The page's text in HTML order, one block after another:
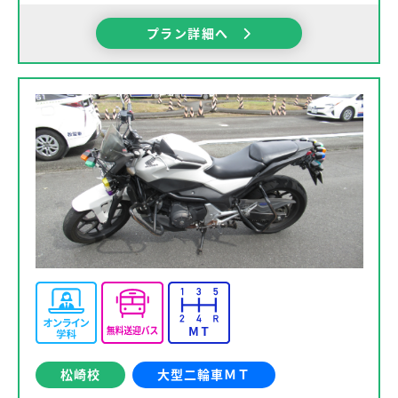
プラン詳細へ
松崎校 大型二輪車ＭＴ